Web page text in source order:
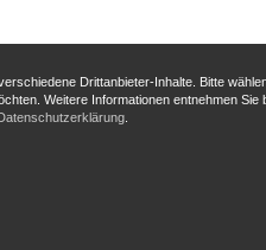
Drittanbieter-Inhalte. Bitte
Weitere Informationen entnehmen Sie
.